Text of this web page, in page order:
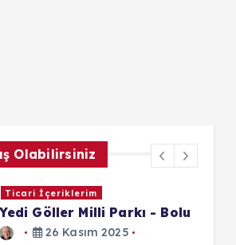
Olabilirsiniz
Ticari İçeriklerim
Göller Milli Parkı - Bolu
26 Kasım 2025